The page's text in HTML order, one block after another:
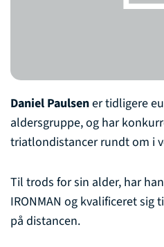
Daniel Paulsener tidligere
aldersgruppe, og har
triatlondistancer rundt om i
Til trods for sin alder, har
IRONMAN og kvalificeret sig
på distancen.